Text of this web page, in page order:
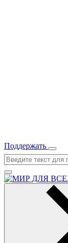
Поддержать
Поиск